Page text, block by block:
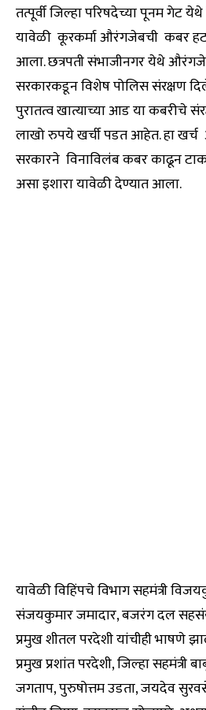
तत्पूर्वी जिल्हा परिषदेच्या पूनम गेट
यावेळी कूरकर्मा औरंगजेबची कबर
आला. छत्रपती संभाजीनगर येथे
सरकारकडून विशेष पोलिस संरक्षण
पुरातत्व खात्याच्या आड या कबरीचे
लाखो रुपये खर्ची पडत आहेत. हा खर्च
सरकारने विनाविलंब कबर काढून
असा इशारा यावेळी देण्यात आला.
यावेळी विहिंपचे विभाग सहमंत्री
संजयकुमार जमादार, बजरंग दल
प्रमुख शीतल परदेशी यांचीही भाषणे
प्रमुख प्रशांत परदेशी, जिल्हा सहमंत्री
जगताप, पुरुषोत्तम उडता, जयदेव